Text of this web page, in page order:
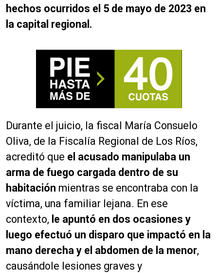
hechos ocurridos el 5 de mayo de 2023 en
la capital regional.
Durante el juicio, la fiscal María Consuelo
Oliva, de la Fiscalía Regional de Los Ríos,
acreditó que el acusado manipulaba un
arma de fuego cargada dentro de su
habitación mientras se encontraba con la
víctima, una familiar lejana. En ese
contexto, le apuntó en dos ocasiones y
luego efectuó un disparo que impactó en la
mano derecha y el abdomen de la menor,
causándole lesiones graves y